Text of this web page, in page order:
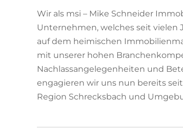
Wir als msi – Mike Schneider
Unternehmen, welches seit vielen
auf dem heimischen
mit unserer hohen
Nachlassangelegenheiten und
engagieren wir uns nun bereits
Region Schrecksbach und